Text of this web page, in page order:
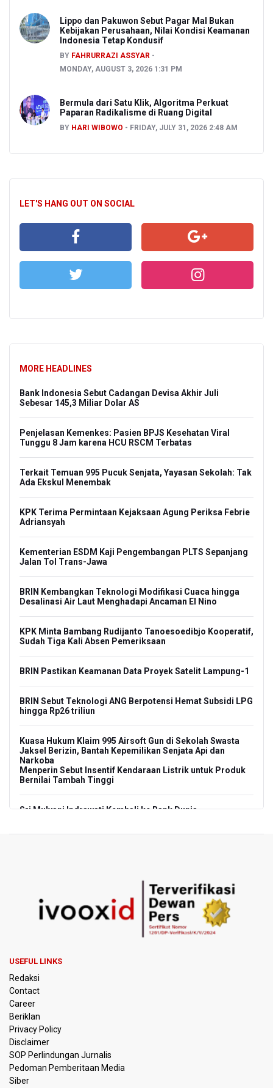
Lippo dan Pakuwon Sebut Pagar Mal Bukan
Kebijakan Perusahaan, Nilai Kondisi Keamanan
Indonesia Tetap Kondusif
BY FAHRURRAZI ASSYAR
MONDAY, AUGUST 3, 2026 1:31 PM
Bermula dari Satu Klik, Algoritma Perkuat
Paparan Radikalisme di Ruang Digital
BY HARI WIBOWO FRIDAY, JULY 31, 2026 2:48 AM
LET'S HANG OUT ON SOCIAL
MORE HEADLINES
Bank Indonesia Sebut Cadangan Devisa Akhir Juli
Sebesar 145,3 Miliar Dolar AS
Penjelasan Kemenkes: Pasien BPJS Kesehatan Viral
Tunggu 8 Jam karena HCU RSCM Terbatas
Terkait Temuan 995 Pucuk Senjata, Yayasan Sekolah: Tak
Ada Ekskul Menembak
KPK Terima Permintaan Kejaksaan Agung Periksa Febrie
Adriansyah
Kementerian ESDM Kaji Pengembangan PLTS Sepanjang
Jalan Tol Trans-Jawa
BRIN Kembangkan Teknologi Modifikasi Cuaca hingga
Desalinasi Air Laut Menghadapi Ancaman El Nino
KPK Minta Bambang Rudijanto Tanoesoedibjo Kooperatif,
Sudah Tiga Kali Absen Pemeriksaan
BRIN Pastikan Keamanan Data Proyek Satelit Lampung-1
BRIN Sebut Teknologi ANG Berpotensi Hemat Subsidi LPG
hingga Rp26 triliun
Kuasa Hukum Klaim 995 Airsoft Gun di Sekolah Swasta
Jaksel Berizin, Bantah Kepemilikan Senjata Api dan
Narkoba
Menperin Sebut Insentif Kendaraan Listrik untuk Produk
Bernilai Tambah Tinggi
Sri Mulyani Indrawati Kembali ke Bank Dunia
Dari Literasi Teks ke Literasi Multimodal
Kemenag Terbitkan 40 Buku Digital Pendidikan Agama
Islam, Dapat Diunduh Gratis
pada Unggahan Pasien BPJS Kesehatan
Polda Metro Jaya Pulangkan Tiga WNI Korban TPPO dari
Polisi Selidiki Temuan Senjata Api di Yayasan Sekolah
Swasta di Jaksel
995 Senjata Api Ditemukan di Sekolah Swasta di Pondok
Pinang, Jakarta Selatan
USEFUL LINKS
Redaksi
Contact
Career
Beriklan
Privacy Policy
Disclaimer
SOP Perlindungan Jurnalis
Pedoman Pemberitaan Media
Siber